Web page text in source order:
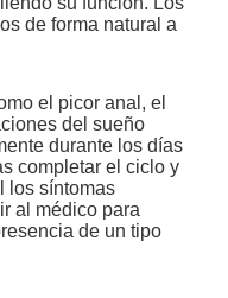
de forma natural a
el picor anal, el
del sueño
durante los días
completar el ciclo y
los síntomas
al médico para
de un tipo